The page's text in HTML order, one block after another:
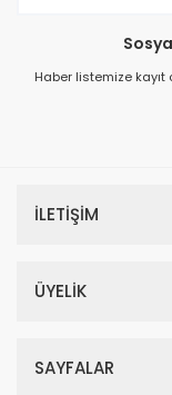
Haber listemize
İLETİŞİM
ÜYELİK
SAYFALAR